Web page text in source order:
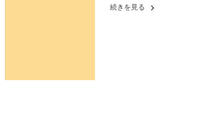
続きを見る